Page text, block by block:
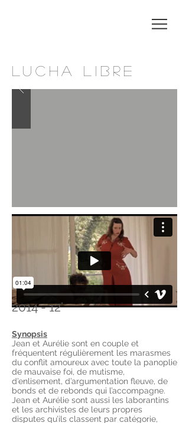
LUCHA LIBRE
2014 - 12’
Synopsis
Jean et Aurélie sont en couple et
fréquentent régulièrement les marasmes
du conflit amoureux avec toute la panoplie
de mauvaise foi, de mutisme,
d’enlisement, d’argumentation fleuve, de
bonds et de rebonds qui l’accompagne.
Jean et Aurélie sont aussi les laborantins
et les archivistes de leurs propres
disputes qu’ils classent par catégorie,